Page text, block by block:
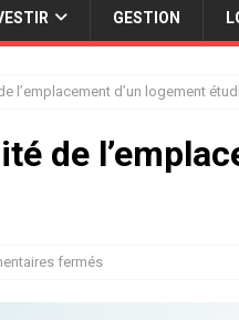
GESTION
l’emplacement d’un logement
de
fermés